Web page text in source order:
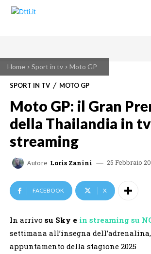
Home Sport in tv Moto GP
SPORT IN TV MOTO GP
Moto GP: il Gran
della Thailandia in
streaming
Autore Loris Zanini 25 Febbraio
FACEBOOK X
In arrivo su Sky e in streaming su
settimana all’insegna
appuntamento della stagione 2025